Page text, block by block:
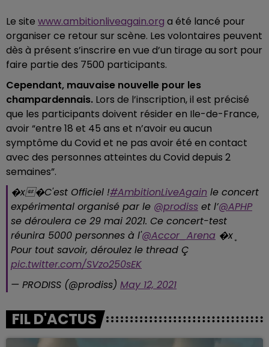
Le site www.ambitionliveagain.org a été lancé pour
organiser ce retour sur scène. Les volontaires peuvent
dès à présent s’inscrire en vue d’un tirage au sort pour
faire partie des 7500 participants.
Cependant, mauvaise nouvelle pour les
champardennais. Lors de l’inscription, il est précisé
que les participants doivent résider en Ile-de-France,
avoir “entre 18 et 45 ans et n’avoir eu aucun
symptôme du Covid et ne pas avoir été en contact
avec des personnes atteintes du Covid depuis 2
semaines”.
�x�C'est Officiel !#AmbitionLiveAgain le concert
expérimental organisé par le @prodiss et l’@APHP
se déroulera ce 29 mai 2021. Ce concert-test
réunira 5000 personnes à l'@Accor_Arena �xܷ
Pour tout savoir, déroulez le thread Ç️
pic.twitter.com/SVzo250sEK
— PRODISS (@prodiss) May 12, 2021
FIL D'ACTUS